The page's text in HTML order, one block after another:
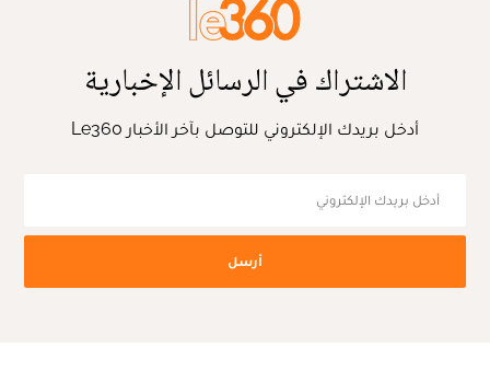
الاشتراك في الرسائل الإخبارية
أدخل بريدك الإلكتروني للتوصل بآخر الأخبار Le360
أرسل